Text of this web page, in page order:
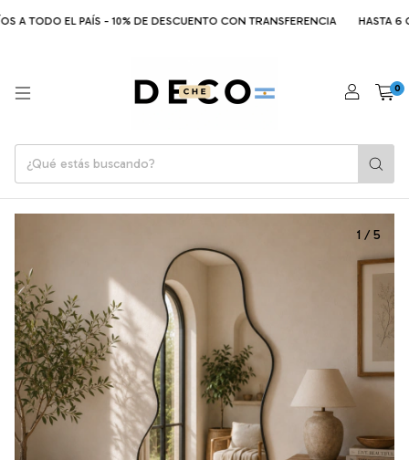
TODO EL PAÍS - 10% DE DESCUENTO CON TRANSFERENCIA HASTA 6
0
1 / 5